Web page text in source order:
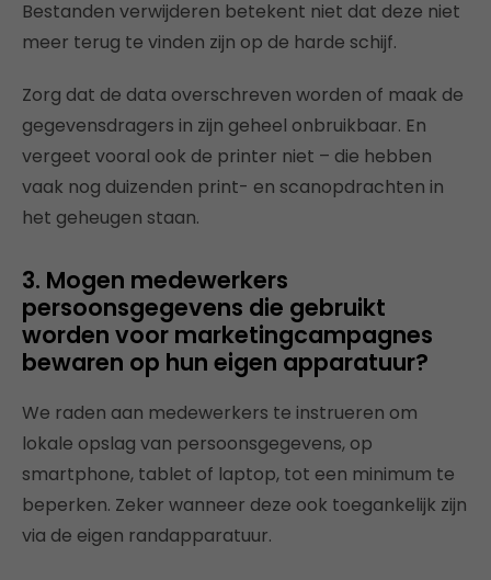
Bestanden verwijderen betekent niet dat deze niet
meer terug te vinden zijn op de harde schijf.
Zorg dat de data overschreven worden of maak de
gegevensdragers in zijn geheel onbruikbaar. En
vergeet vooral ook de printer niet – die hebben
vaak nog duizenden print- en scanopdrachten in
het geheugen staan.
3. Mogen medewerkers
persoonsgegevens die gebruikt
worden voor marketingcampagnes
bewaren op hun eigen apparatuur?
We raden aan medewerkers te instrueren om
lokale opslag van persoonsgegevens, op
smartphone, tablet of laptop, tot een minimum te
beperken. Zeker wanneer deze ook toegankelijk zijn
via de eigen randapparatuur.